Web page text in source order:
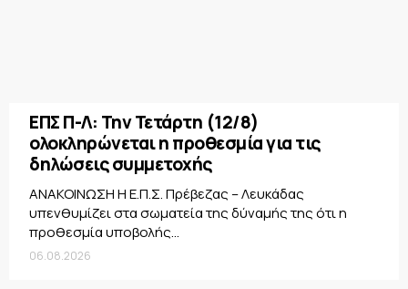
ΕΠΣ Π-Λ: Την Τετάρτη (12/8)
ολοκληρώνεται η προθεσμία για τις
δηλώσεις συμμετοχής
ΑΝΑΚΟΙΝΩΣΗ Η Ε.Π.Σ. Πρέβεζας – Λευκάδας
υπενθυμίζει στα σωματεία της δύναμής της ότι η
προθεσμία υποβολής...
06.08.2026